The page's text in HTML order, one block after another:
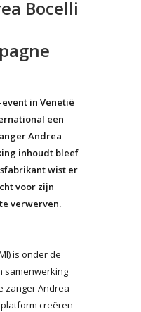
Bocelli
in Venetië
een
Andrea
inhoudt bleef
wist er
voor zijn
verwerven.
is onder de
samenwerking
zanger Andrea
creëren